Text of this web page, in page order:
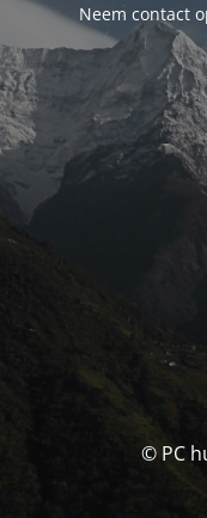
Neem contact
© PC